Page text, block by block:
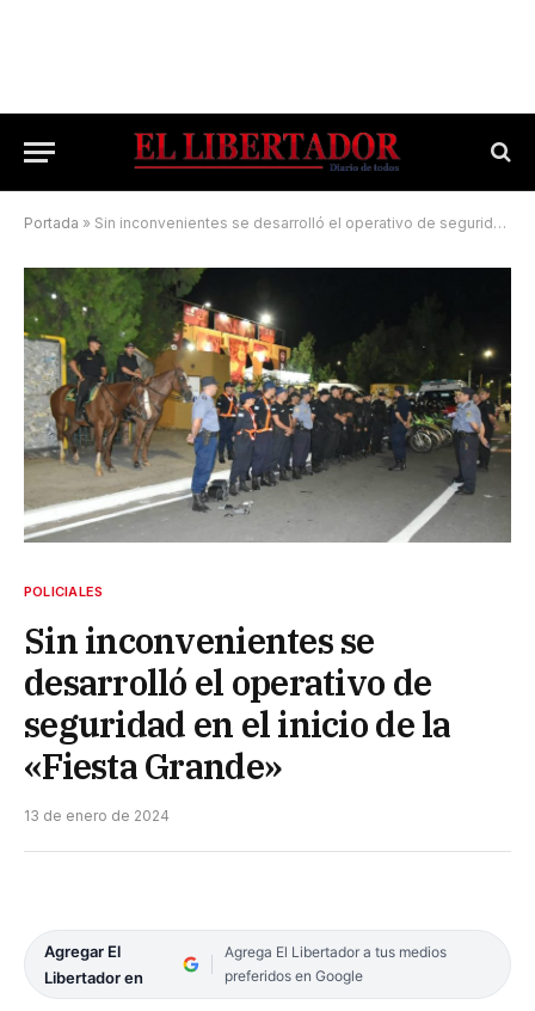
Portada » Sin inconvenientes se desarrolló el operativo de seguridad en el inicio de la «Fiesta Grande»
POLICIALES
Sin inconvenientes se
desarrolló el operativo de
seguridad en el inicio de la
«Fiesta Grande»
13 de enero de 2024
Agregar El
Libertador en
Agrega El Libertador a tus medios
preferidos en Google